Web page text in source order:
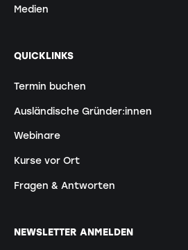
Medien
QUICKLINKS
Termin buchen
Ausländische Gründer:innen
Webinare
Kurse vor Ort
Fragen & Antworten
NEWSLETTER ANMELDEN